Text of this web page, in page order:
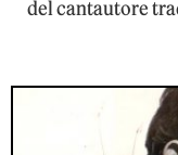
del cantautore